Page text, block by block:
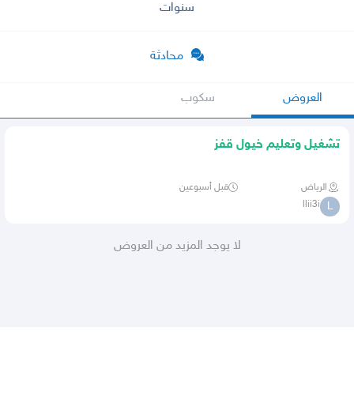
سنوات
محادثة
العروض سكوب
تشغيل وتعليم خيول قفز
الرياض قبل أسبوعين
L
llii3i
لا يوجد المزيد من العروض